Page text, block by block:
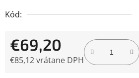
Kód:
€69,20
€85,12 vrátane DPH